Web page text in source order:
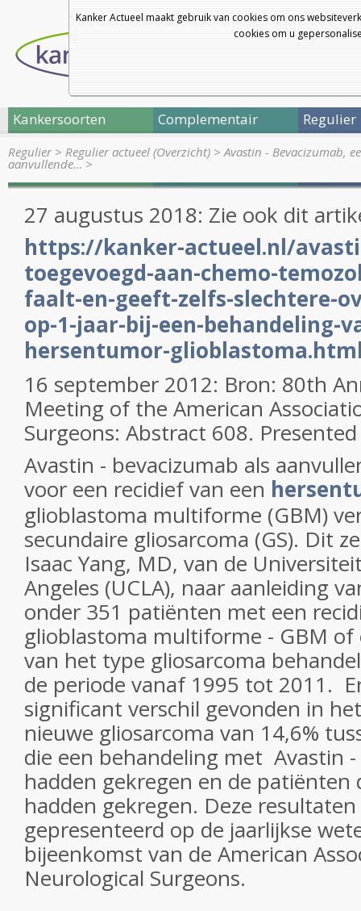
Kanker Actueel maakt gebruik van cookies om ons
cookies om u
Kankersoorten Complementair Regulier
Regulier> Regulier actueel (Overzicht) >Avastin - Bevacizumab,
aanvullende…>
27 augustus 2018: Zie ook dit
https://kanker-actueel.nl/
toegevoegd-aan-chemo-
faalt-en-geeft-zelfs-slechtere-
op-1-jaar-bij-een-behandeling-
hersentumor-
16 september 2012: Bron: 80th
Meeting of the American
Surgeons: Abstract 608.
Avastin - bevacizumab als
voor een recidief van een
glioblastoma multiforme (GBM)
secundaire gliosarcoma (GS). Dit
Isaac Yang, MD, van de
Angeles (UCLA), naar aanleiding
onder 351 patiënten met een
glioblastoma multiforme - GBM
van het type gliosarcoma
de periode vanaf 1995 tot 2011.
significant verschil gevonden in
nieuwe gliosarcoma van 14,6%
die een behandeling met Avastin
hadden gekregen en de patiënten
hadden gekregen. Deze
gepresenteerd op de jaarlijkse
bijeenkomst van de American
Neurological Surgeons.